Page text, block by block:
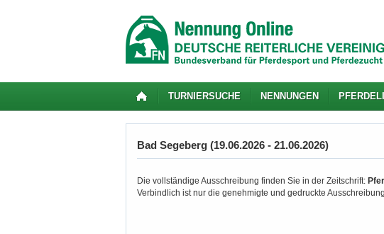
TURNIERSUCHE NENNUNGEN
Bad Segeberg (19.06.2026 - 21.06.2026)
Die vollständige Ausschreibung finden Sie in der Zeitschrift:
Verbindlich ist nur die genehmigte und gedruckte